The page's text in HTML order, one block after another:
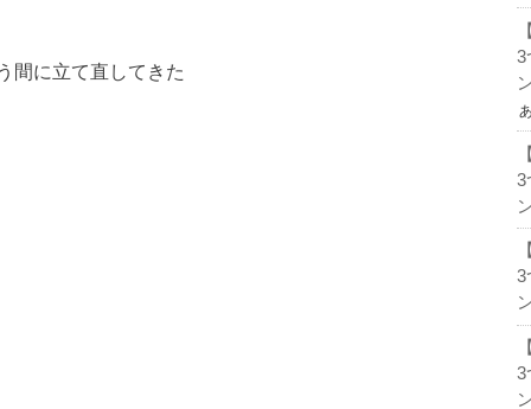
間に立て直してきた
3
3
3
3